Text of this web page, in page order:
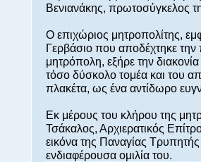
Βενιανάκης, πρωτοσύγκελος
Ο επιχώριος μητροπολίτης,
Γερβάσιο που αποδέχτηκε
μητρόπολη, εξήρε την
τόσο δύσκολο τομέα και του
πλακέτα, ως ένα αντίδωρο
Εκ μέρους του κλήρου της
Τσάκαλος, Αρχιερατικός
εικόνα της Παναγίας Τρυπητής
ενδιαφέρουσα ομιλία του.